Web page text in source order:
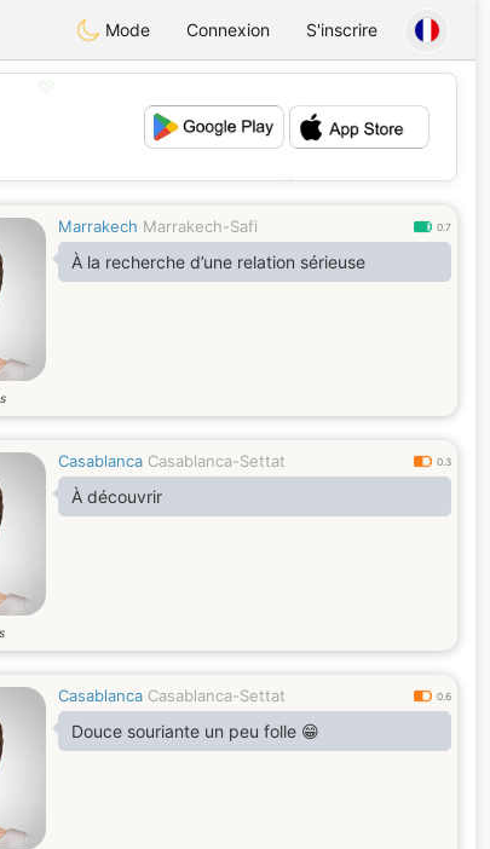
Mode Connexion S'inscrire
Marrakech Marrakech-Safi 0.7
À la recherche d’une relation sérieuse
Casablanca Casablanca-Settat 0.3
À découvrir
Casablanca Casablanca-Settat 0.6
Douce souriante un peu folle 😁